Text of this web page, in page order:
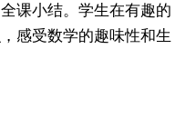
课小结。学生在有趣的
感受数学的趣味性和生